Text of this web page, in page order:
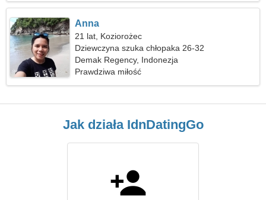
Anna
21 lat, Koziorożec
Dziewczyna szuka chłopaka 26-32
Demak Regency, Indonezja
Prawdziwa miłość
Jak działa IdnDatingGo